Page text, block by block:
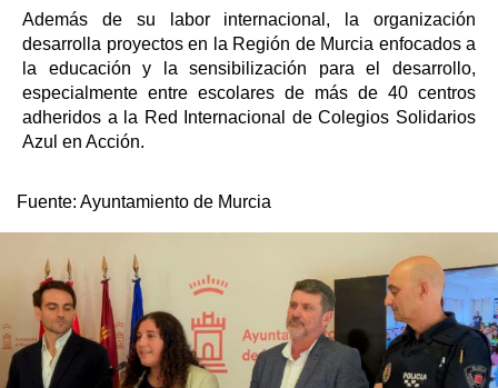
Además de su labor internacional, la organización
desarrolla proyectos en la Región de Murcia enfocados a
la educación y la sensibilización para el desarrollo,
especialmente entre escolares de más de 40 centros
adheridos a la Red Internacional de Colegios Solidarios
Azul en Acción.
Fuente: Ayuntamiento de Murcia